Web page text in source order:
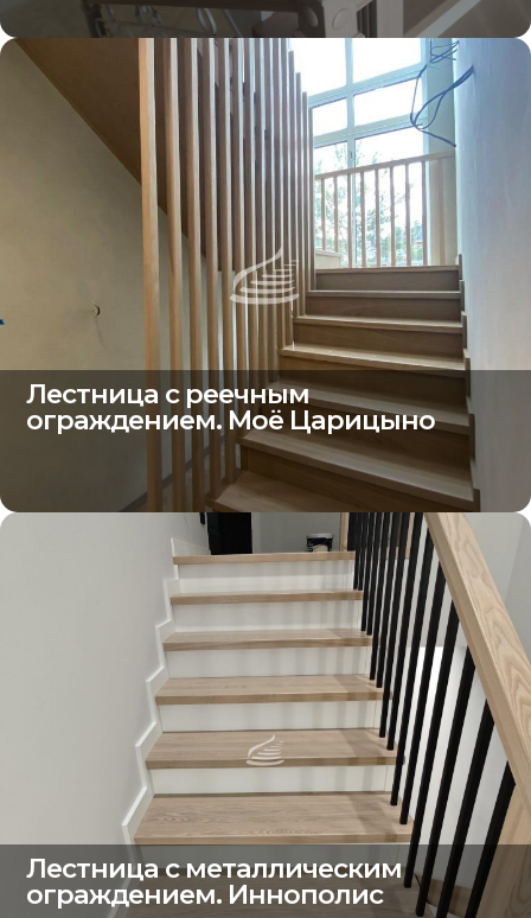
Лестница с реечным
ограждением. Моё Царицыно
Лестница с металлическим
ограждением. Иннополис